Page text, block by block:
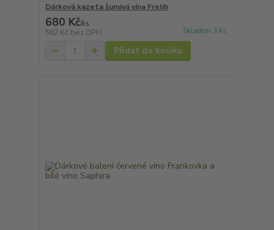
Dárková kazeta šumivá vína Frelih
680 Kč/ks
562 Kč bez DPH Skladem 3 ks
Přidat do košíku